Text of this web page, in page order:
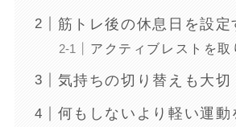
筋トレ後の休息日を設定
アクティブレストを取
気持ちの切り替えも大切
何もしないより軽い運動